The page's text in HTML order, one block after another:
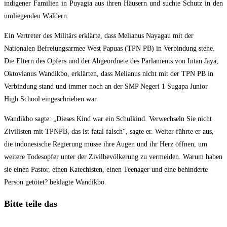
indigener Familien in Puyagia aus ihren Häusern und suchte Schutz in den
umliegenden Wäldern.
Ein Vertreter des Militärs erklärte, dass Melianus Nayagau mit der
Nationalen Befreiungsarmee West Papuas (TPN PB) in Verbindung stehe.
Die Eltern des Opfers und der Abgeordnete des Parlaments von Intan Jaya,
Oktovianus Wandikbo, erklärten, dass Melianus nicht mit der TPN PB in
Verbindung stand und immer noch an der SMP Negeri 1 Sugapa Junior
High School eingeschrieben war.
Wandikbo sagte: „Dieses Kind war ein Schulkind. Verwechseln Sie nicht
Zivilisten mit TPNPB, das ist fatal falsch“, sagte er. Weiter führte er aus,
die indonesische Regierung müsse ihre Augen und ihr Herz öffnen, um
weitere Todesopfer unter der Zivilbevölkerung zu vermeiden. Warum haben
sie einen Pastor, einen Katechisten, einen Teenager und eine behinderte
Person getötet? beklagte Wandikbo.
Bitte teile dasDiesen